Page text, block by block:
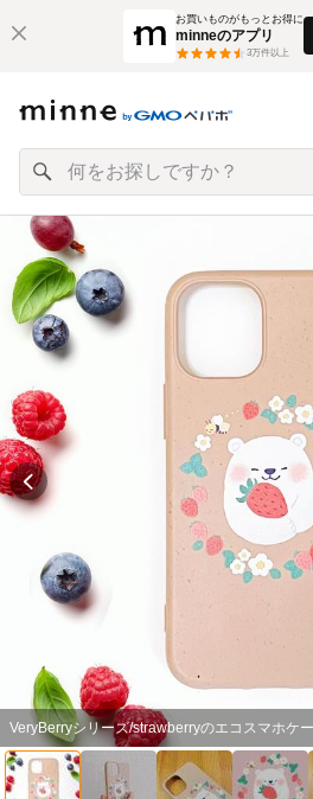
お買いものがもっとお得に
minneのアプリ
3万件以上